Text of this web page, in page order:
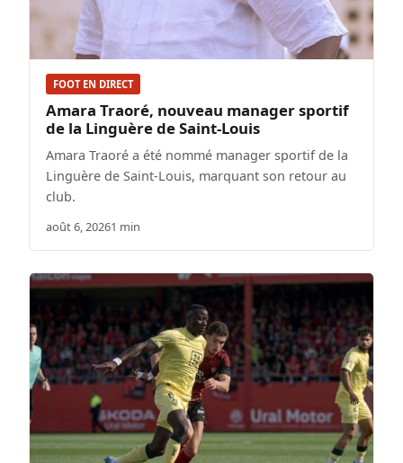
FOOT EN DIRECT
Amara Traoré, nouveau manager sportif
de la Linguère de Saint-Louis
Amara Traoré a été nommé manager sportif de la
Linguère de Saint-Louis, marquant son retour au
club.
août 6, 20261 min